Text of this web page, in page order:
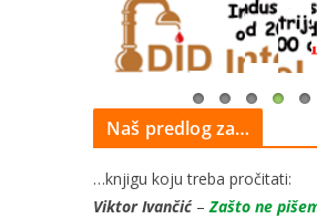
Naš predlog za…
…knjigu koju treba pročitati:
Viktor Ivančić– Zašto ne